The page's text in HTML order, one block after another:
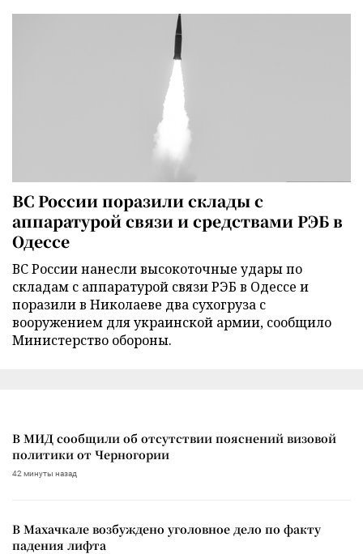
ВС России поразили склады с
аппаратурой связи и средствами РЭБ в
Одессе
ВС России нанесли высокоточные удары по
складам с аппаратурой связи РЭБ в Одессе и
поразили в Николаеве два сухогруза с
вооружением для украинской армии, сообщило
Министерство обороны.
В МИД сообщили об отсутствии пояснений визовой
политики от Черногории
42 минуты назад
В Махачкале возбуждено уголовное дело по факту
падения лифта